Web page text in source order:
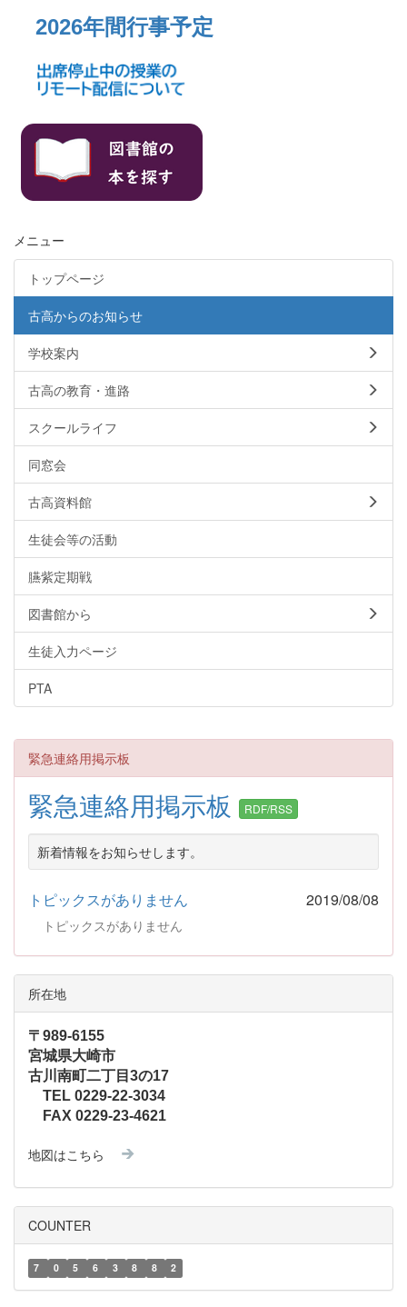
2026年間行事予定
メニュー
トップページ
古高からのお知らせ
学校案内
古高の教育・進路
スクールライフ
同窓会
古高資料館
生徒会等の活動
臙紫定期戦
図書館から
生徒入力ページ
PTA
緊急連絡用掲示板
緊急連絡用掲示板 RDF/RSS
新着情報をお知らせします。
トピックスがありません 2019/08/08
トピックスがありません
所在地
〒989-6155
宮城県大崎市
古川南町二丁目3の17
TEL 0229-22-3034
FAX 0229-23-4621
地図はこちら
COUNTER
7 0 5 6 3 8 8 2